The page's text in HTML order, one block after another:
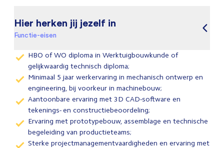
Hier herken jij jezelf in
Functie-eisen
HBO of WO diploma in Werktuigbouwkunde of
gelijkwaardig technisch diploma;
Minimaal 5 jaar werkervaring in mechanisch ontwerp en
engineering, bij voorkeur in machinebouw;
Aantoonbare ervaring met 3D CAD-software en
tekenings- en constructiebeoordeling;
Ervaring met prototypebouw, assemblage en technische
begeleiding van productieteams;
Sterke projectmanagementvaardigheden en ervaring met